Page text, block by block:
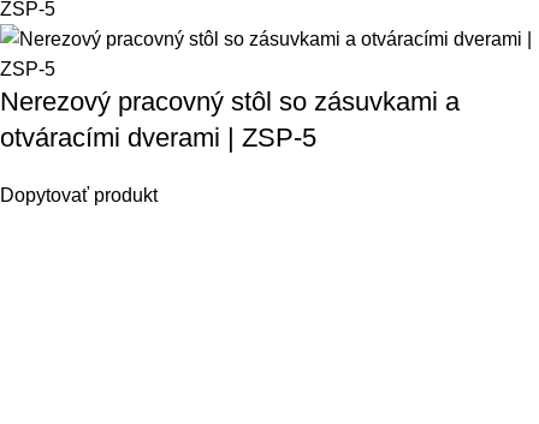
Nerezový pracovný stôl so zásuvkami a
otváracími dverami | ZSP-5
Dopytovať produkt